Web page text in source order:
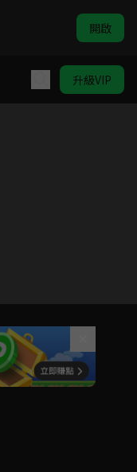
開啟
升級VIP